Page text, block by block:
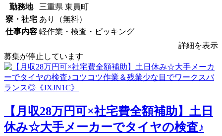
勤務地
三重県 東員町
寮・社宅 あり（無料）
仕事内容 軽作業・検査・ピッキング
詳細を表示
募集が停止しています
【月収28万円可×社宅費全額補助】土日
休み☆大手メーカーでタイヤの検査♪